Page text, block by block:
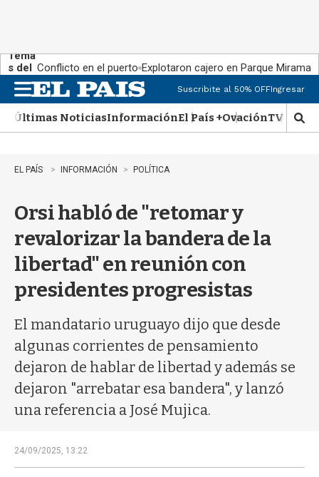
Tema
s del
día:
Conflicto en el puerto Explotaron cajero en Parque Miramar
n
u
Suscribite al 50% OFFIngresar
Últimas NoticiasInformaciónEl País +OvaciónTV Show
M
o
EL PAÍS INFORMACIÓN POLÍTICA
Orsi habló de "retomar y
revalorizar la bandera de la
libertad" en reunión con
presidentes progresistas
El mandatario uruguayo dijo que desde
algunas corrientes de pensamiento
dejaron de hablar de libertad y además se
dejaron "arrebatar esa bandera", y lanzó
una referencia a José Mujica.
24/09/2025, 13:22